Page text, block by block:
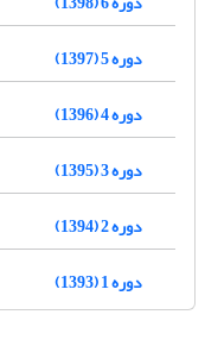
دوره 5 (1397)
دوره 4 (1396)
دوره 3 (1395)
دوره 2 (1394)
دوره 1 (1393)